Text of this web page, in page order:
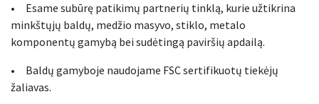
• Esame subūrę patikimų partnerių tinklą, kurie užtikrina
minkštųjų baldų, medžio masyvo, stiklo, metalo
komponentų gamybą bei sudėtingą paviršių apdailą.
• Baldų gamyboje naudojame FSC sertifikuotų tiekėjų
žaliavas.